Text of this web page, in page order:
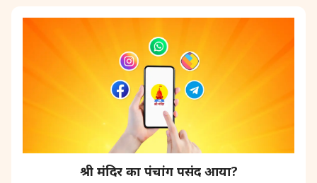
31 August, 2026 Heramba Sankashti Chaturthi
श्री मंदिर का पंचांग पसंद आया?